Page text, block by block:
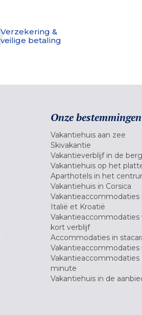
Verzekering &
veilige betaling
Onze bestemmingen
Vakantiehuis aan zee
Skivakantie
Vakantieverblijf in de
Vakantiehuis op het
Aparthotels in het
Vakantiehuis in Corsica
Vakantieaccommodaties
Italië et Kroatië
Vakantieaccommodaties
kort verblijf
Accommodaties in
Vakantieaccommodaties
Vakantieaccommodaties
minute
Vakantiehuis in de